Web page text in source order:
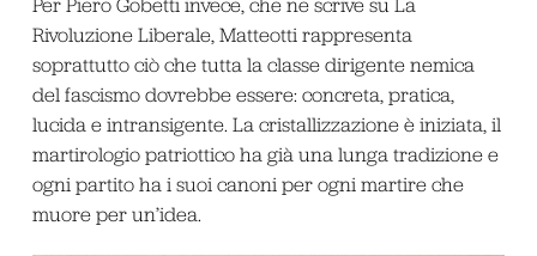
Per Piero Gobetti invece, che ne scrive su La
Rivoluzione Liberale, Matteotti rappresenta
soprattutto ciò che tutta la classe dirigente nemica
del fascismo dovrebbe essere: concreta, pratica,
lucida e intransigente. La cristallizzazione è iniziata, il
martirologio patriottico ha già una lunga tradizione e
ogni partito ha i suoi canoni per ogni martire che
muore per un’idea.